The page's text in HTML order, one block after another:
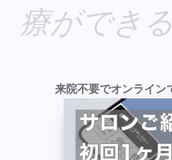
療ができる
来院不要でオンライン